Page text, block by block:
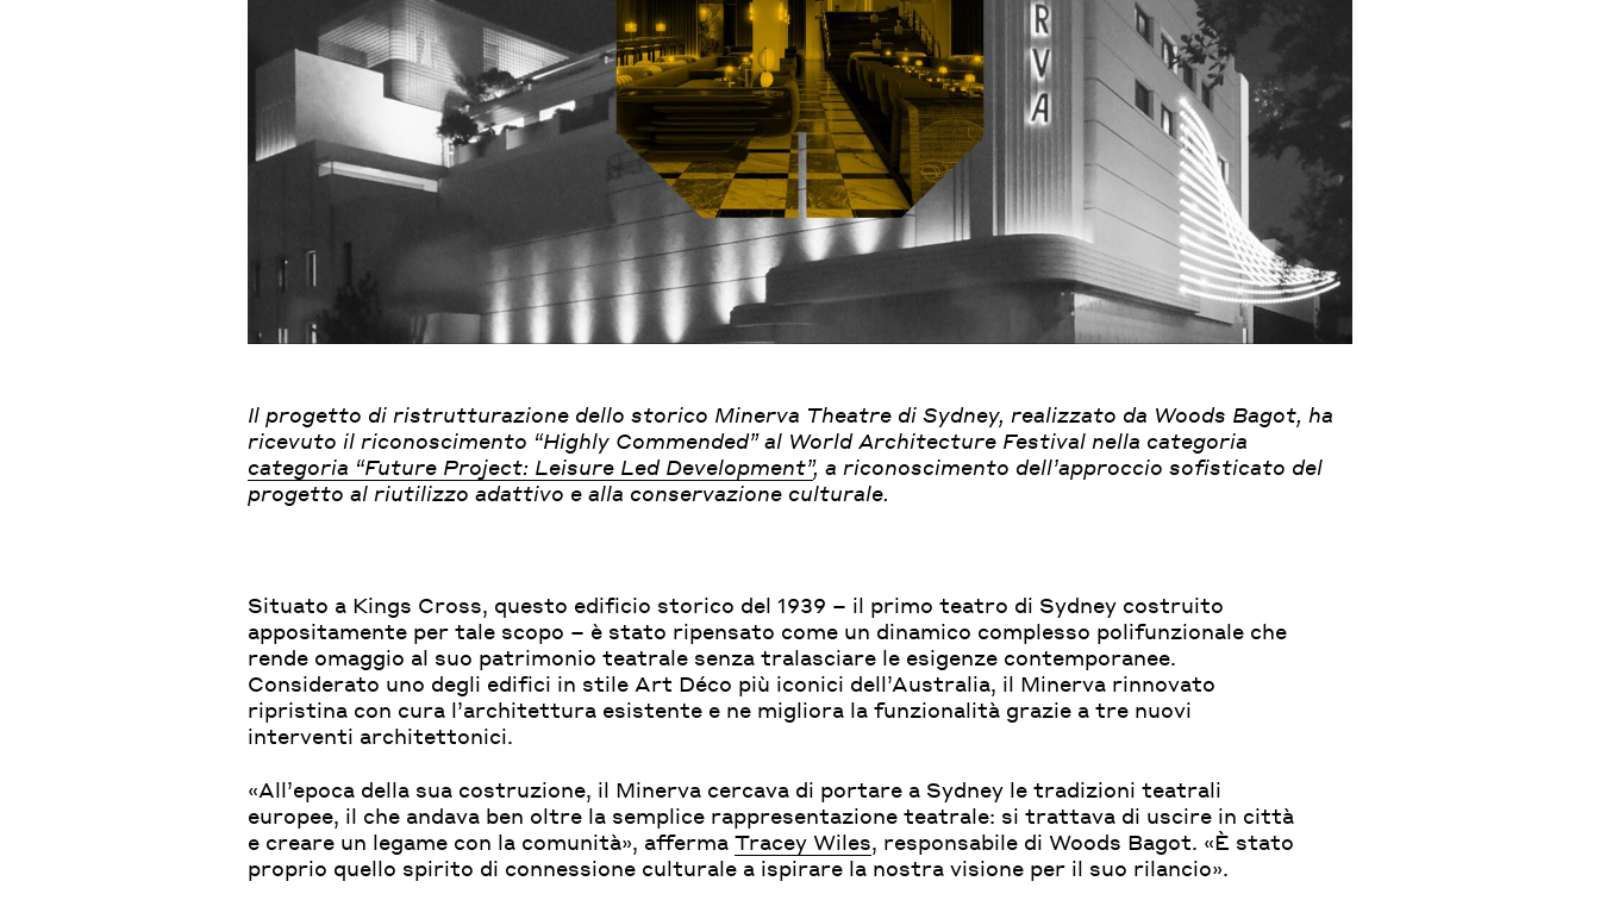
Il progetto di ristrutturazione dello storico Minerva Theatre di Sydney, realizzato da Woods Bagot, ha
ricevuto il riconoscimento “Highly Commended” al World Architecture Festival nella categoria
categoria “Future Project: Leisure Led Development”, a riconoscimento dell’approccio sofisticato del
progetto al riutilizzo adattivo e alla conservazione culturale.
Situato a Kings Cross, questo edificio storico del 1939 – il primo teatro di Sydney costruito
appositamente per tale scopo – è stato ripensato come un dinamico complesso polifunzionale che
rende omaggio al suo patrimonio teatrale senza tralasciare le esigenze contemporanee.
Considerato uno degli edifici in stile Art Déco più iconici dell’Australia, il Minerva rinnovato
ripristina con cura l’architettura esistente e ne migliora la funzionalità grazie a tre nuovi
interventi architettonici.
«All’epoca della sua costruzione, il Minerva cercava di portare a Sydney le tradizioni teatrali
europee, il che andava ben oltre la semplice rappresentazione teatrale: si trattava di uscire in città
e creare un legame con la comunità», afferma Tracey Wiles, responsabile di Woods Bagot. «È stato
proprio quello spirito di connessione culturale a ispirare la nostra visione per il suo rilancio».